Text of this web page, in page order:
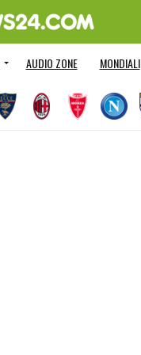
AUDIO ZONE MONDIALI